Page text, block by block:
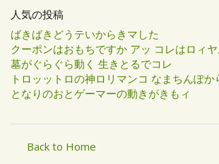
人気の投稿
ばきばきどうテいからきマした
クーポンはおもちですか アッ コレはロィ
墓がぐらぐら動く 生きとるでコレ
トロッットロの神ロリマンコ なまちんぽか
となりのおとゲーマーの動きがきもィ
Back to Home